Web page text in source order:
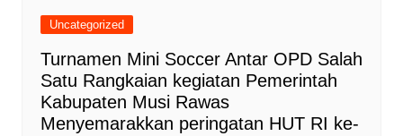
Uncategorized
Turnamen Mini Soccer Antar OPD Salah
Satu Rangkaian kegiatan Pemerintah
Kabupaten Musi Rawas
Menyemarakkan peringatan HUT RI ke-